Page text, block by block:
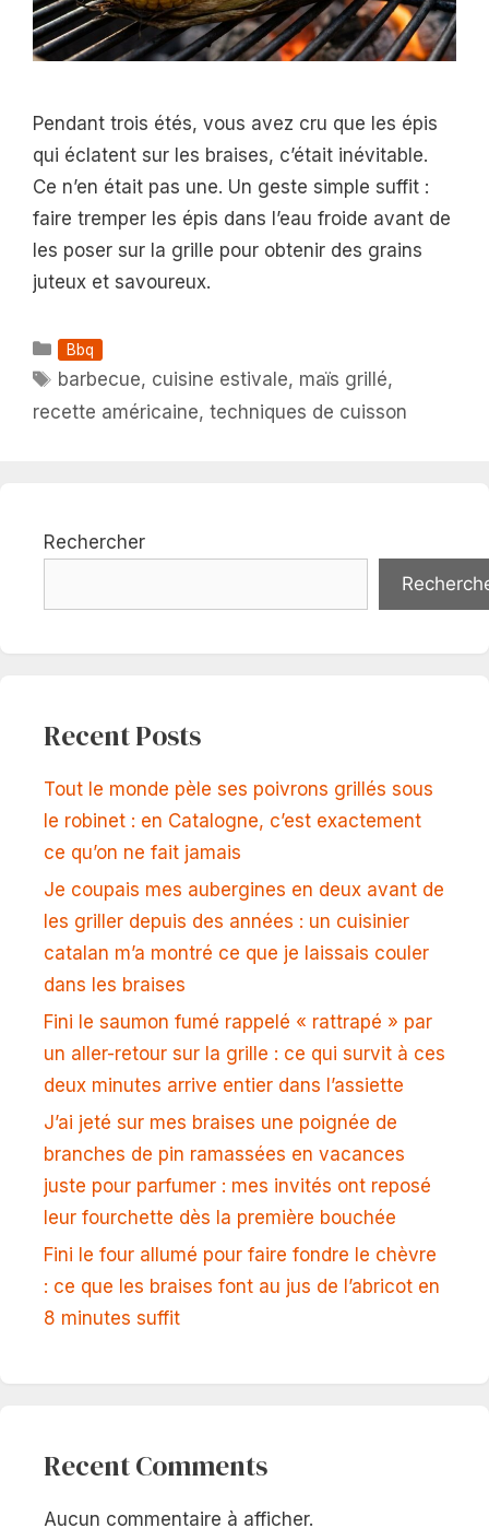
Pendant trois étés, vous avez cru que les épis
qui éclatent sur les braises, c’était inévitable.
Ce n’en était pas une. Un geste simple suffit :
faire tremper les épis dans l’eau froide avant de
les poser sur la grille pour obtenir des grains
juteux et savoureux.
Catégories
Bbq
Étiquettes
barbecue, cuisine estivale, maïs grillé,
recette américaine, techniques de cuisson
Rechercher
Recent Posts
Tout le monde pèle ses poivrons grillés sous
le robinet : en Catalogne, c’est exactement
ce qu’on ne fait jamais
Je coupais mes aubergines en deux avant de
les griller depuis des années : un cuisinier
catalan m’a montré ce que je laissais couler
dans les braises
Fini le saumon fumé rappelé « rattrapé » par
un aller-retour sur la grille : ce qui survit à ces
deux minutes arrive entier dans l’assiette
J’ai jeté sur mes braises une poignée de
branches de pin ramassées en vacances
juste pour parfumer : mes invités ont reposé
leur fourchette dès la première bouchée
Fini le four allumé pour faire fondre le chèvre
: ce que les braises font au jus de l’abricot en
8 minutes suffit
Recent Comments
Aucun commentaire à afficher.